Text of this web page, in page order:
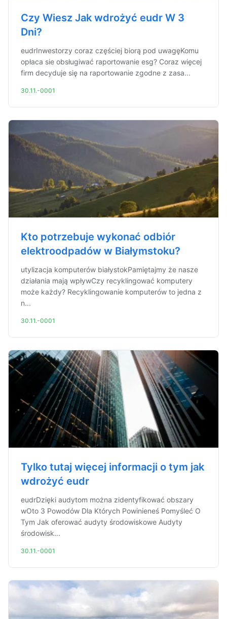
Czy Wiesz Jak wdrożyć eudr W 3
Dni?
eudrInwestorzy coraz częściej biorą pod uwagęKomu
opłaca sie obsługiwać raportowanie esg? Coraz więcej
firm decyduje się na raportowanie zgodne z zasa...
30.11.-0001
Kto potrzebuje wykonać odbiór
elektroodpadów w Białymstoku?
utylizacja komputerów białystokPamiętajmy że nasze
działania mają wpływCzy recyklingować komputery
może każdy? Recyklingowanie komputerów to jedna z
n...
30.11.-0001
Tylko tutaj więcej informacji o tym jak
wdrożyć eudr
eudrDzięki audytom można zidentyfikować obszary
wOto 3 Powodów Dla Których Powinieneś Pomyśleć O
Tym Jak oferować audyty środowiskowe Audyty
środowisk...
30.11.-0001